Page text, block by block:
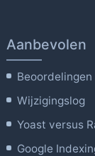
Aanbevolen
Beoordelingen
Wijzigingslog
Yoast versus
Google